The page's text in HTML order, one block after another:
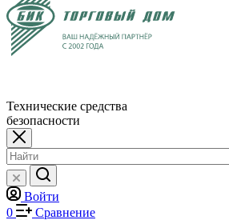
Технические средства
безопасности
Войти
0
Сравнение